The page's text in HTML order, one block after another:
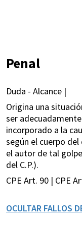
Penal
Duda - Alcance |
Origina una
ser
incorporado a la
según el cuerpo
el autor de tal
del C.P.).
CPE Art. 90 | CPE
OCULTAR FALLOS